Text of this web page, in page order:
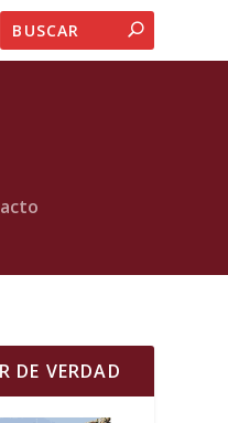
DE VERDAD